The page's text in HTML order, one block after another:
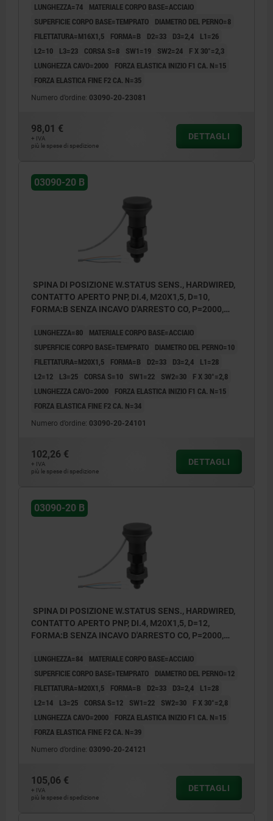
GRIGIO NERASTRO RAL7021
LUNGHEZZA=74
MATERIALE CORPO BASE=ACCIAIO
SUPERFICIE CORPO BASE=TEMPRATO
DIAMETRO DEL PERNO=8
FILETTATURA=M16X1,5
FORMA=B D2=33 D3=2,4
L1=26
L2=10
L3=23 CORSA S=8 SW1=19 SW2=24
F X 30°=2,3
LUNGHEZZA CAVO=2000
FORZA ELASTICA INIZIO F1 CA. N=15
FORZA ELASTICA FINE F2 CA. N=35
Numero d’ordine: 03090-20-23081
98,01 €
+ IVA
più le spese di spedizione
DETTAGLI
03090-20 B
SPINA DI POSIZIONE W.STATUS SENS., HARDWIRED,
CONTATTO APERTO PNP, DI.4, M20X1,5, D=10,
FORMA:B SENZA INCAVO D'ARRESTO CO, P=2000,
GRIGIO NERASTRO RAL7021
LUNGHEZZA=80
MATERIALE CORPO BASE=ACCIAIO
SUPERFICIE CORPO BASE=TEMPRATO
DIAMETRO DEL PERNO=10
FILETTATURA=M20X1,5
FORMA=B D2=33 D3=2,4
L1=28
L2=12
L3=25 CORSA S=10 SW1=22 SW2=30
F X 30°=2,8
LUNGHEZZA CAVO=2000
FORZA ELASTICA INIZIO F1 CA. N=15
FORZA ELASTICA FINE F2 CA. N=34
Numero d’ordine: 03090-20-24101
102,26 €
+ IVA
più le spese di spedizione
DETTAGLI
03090-20 B
SPINA DI POSIZIONE W.STATUS SENS., HARDWIRED,
CONTATTO APERTO PNP, DI.4, M20X1,5, D=12,
FORMA:B SENZA INCAVO D'ARRESTO CO, P=2000,
GRIGIO NERASTRO RAL7021
LUNGHEZZA=84
MATERIALE CORPO BASE=ACCIAIO
SUPERFICIE CORPO BASE=TEMPRATO
DIAMETRO DEL PERNO=12
FILETTATURA=M20X1,5
FORMA=B D2=33 D3=2,4
L1=28
L2=14
L3=25 CORSA S=12 SW1=22 SW2=30
F X 30°=2,8
LUNGHEZZA CAVO=2000
FORZA ELASTICA INIZIO F1 CA. N=15
FORZA ELASTICA FINE F2 CA. N=39
Numero d’ordine: 03090-20-24121
105,06 €
+ IVA
più le spese di spedizione
DETTAGLI